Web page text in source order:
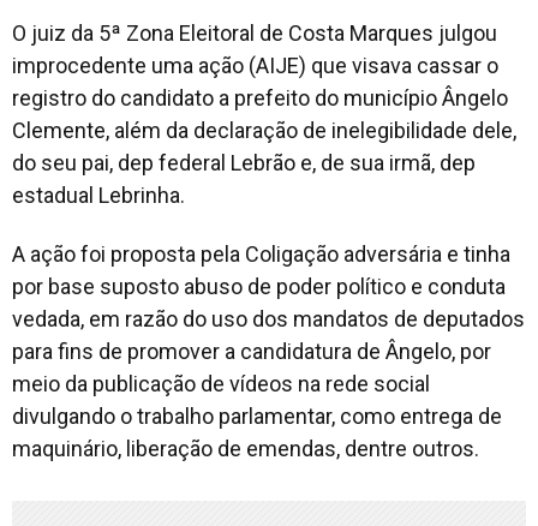
O juiz da 5ª Zona Eleitoral de Costa Marques julgou
improcedente uma ação (AIJE) que visava cassar o
registro do candidato a prefeito do município Ângelo
Clemente, além da declaração de inelegibilidade dele,
do seu pai, dep federal Lebrão e, de sua irmã, dep
estadual Lebrinha.
A ação foi proposta pela Coligação adversária e tinha
por base suposto abuso de poder político e conduta
vedada, em razão do uso dos mandatos de deputados
para fins de promover a candidatura de Ângelo, por
meio da publicação de vídeos na rede social
divulgando o trabalho parlamentar, como entrega de
maquinário, liberação de emendas, dentre outros.